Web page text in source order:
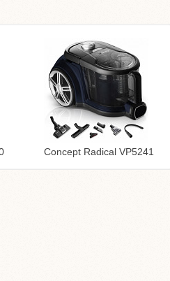
Concept Radical VP5241